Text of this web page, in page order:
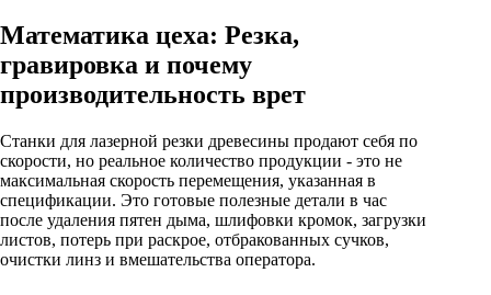
Математика цеха: Резка,
гравировка и почему
производительность врет
Станки для лазерной резки древесины продают себя по
скорости, но реальное количество продукции - это не
максимальная скорость перемещения, указанная в
спецификации. Это готовые полезные детали в час
после удаления пятен дыма, шлифовки кромок, загрузки
листов, потерь при раскрое, отбракованных сучков,
очистки линз и вмешательства оператора.